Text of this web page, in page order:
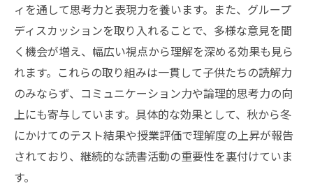
ィを通して思考力と表現力を養います。また、グループ
ディスカッションを取り入れることで、多様な意見を聞
く機会が増え、幅広い視点から理解を深める効果も見ら
れます。これらの取り組みは一貫して子供たちの読解力
のみならず、コミュニケーション力や論理的思考力の向
上にも寄与しています。具体的な効果として、秋から冬
にかけてのテスト結果や授業評価で理解度の上昇が報告
されており、継続的な読書活動の重要性を裏付けていま
す。